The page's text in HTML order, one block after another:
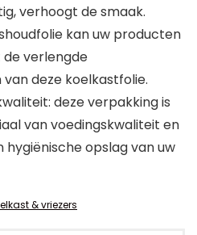
verhoogt de smaak.
kan uw producten
verlengde
deze koelkastfolie.
deze verpakking is
van voedingskwaliteit en
hygiënische opslag van uw
& vriezers